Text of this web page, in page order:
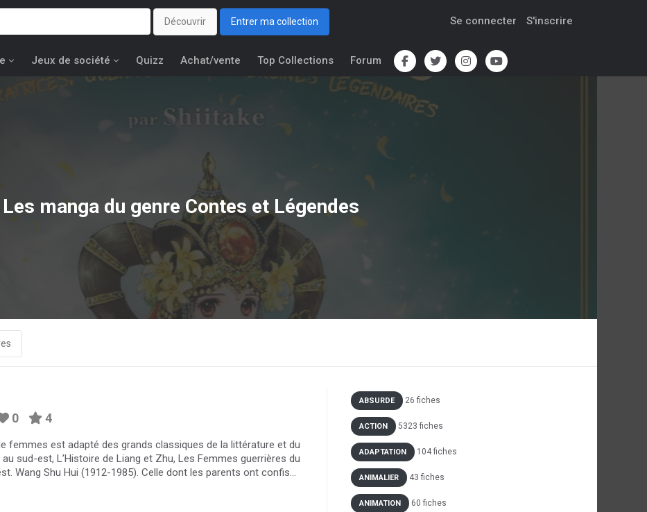
Découvrir Entrer ma collection Se connecter S'inscrire
Jeux de société Quizz Achat/vente Top Collections Forum
Les manga du genre Contes et Légendes
0 4
femmes est adapté des grands classiques de la littérature et du
sud-est, L’Histoire de Liang et Zhu, Les Femmes guerrières du
Wang Shu Hui (1912-1985). Celle dont les parents ont confis...
ABSURDE 26 fiches
ACTION 5323 fiches
ADAPTATION 104 fiches
ANIMALIER 43 fiches
ANIMATION 60 fiches